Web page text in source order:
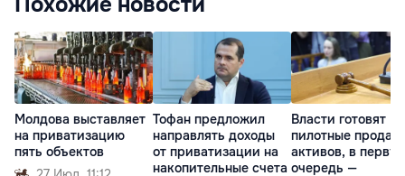
Молдова выставляет
на приватизацию
пять объектов
Тофан предложил
направлять доходы
от приватизации на
накопительные счета
Власти готовят
пилотные
активов, в
очередь —